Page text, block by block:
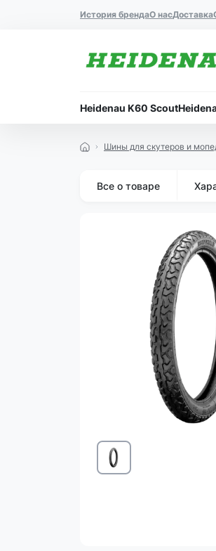
История брендаО насДоставка
Heidenau K60 Scout
Шины для скутеров и
Все о товаре